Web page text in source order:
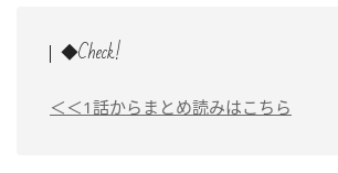
◆Check!
＜＜1話からまとめ読みはこちら